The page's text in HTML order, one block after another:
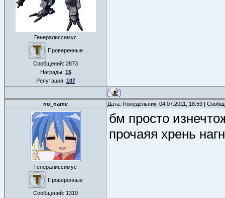
Генералиссимус
Проверенные
Сообщений: 2873
Награды: 15
Репутация: 107
no_name Дата: Понедельник, 04.07.2011, 18:59 |
Генералиссимус
Проверенные
Сообщений: 1310
бм просто
прочаяя хрень